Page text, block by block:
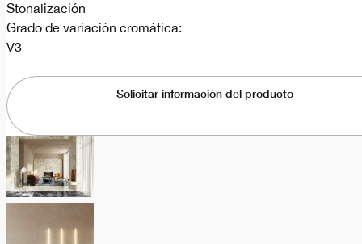
Stonalización
Grado de variación cromática:
V3
Solicitar información del producto